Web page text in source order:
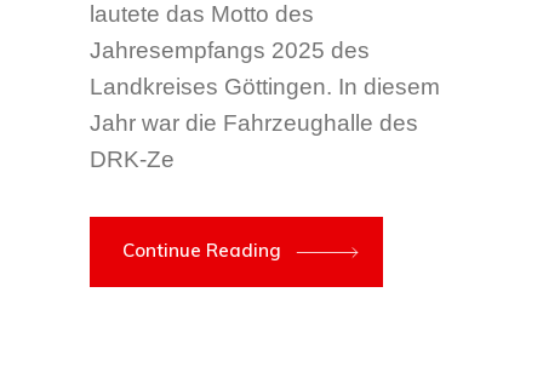
lautete das Motto des
Jahresempfangs 2025 des
Landkreises Göttingen. In diesem
Jahr war die Fahrzeughalle des
DRK-Ze
Continue Reading